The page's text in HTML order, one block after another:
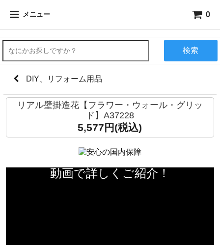
メニュー 0
検索
DIY、リフォーム用品
リアル壁掛造花【フラワー・ウォール・グリッ
ド】A37228
5,577円(税込)
動画で詳しくご紹介！